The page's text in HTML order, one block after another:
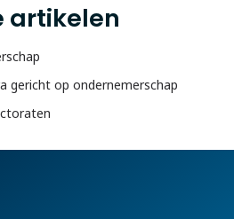
artikelen
gericht op ondernemerschap